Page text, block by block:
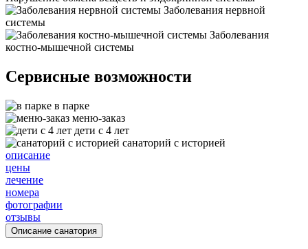
Заболевания нервной
системы
Заболевания
костно-мышечной системы
Сервисные возможности
в парке
меню-заказ
дети с 4 лет
санаторий с историей
описание
цены
лечение
номера
фотографии
отзывы
Описание санатория